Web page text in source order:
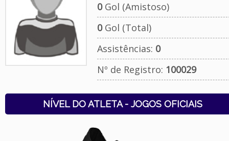
0Gol (Amistoso)
0Gol (Total)
Assistências: 0
Nº de Registro: 100029
NÍVEL DO ATLETA - JOGOS OFICIAIS